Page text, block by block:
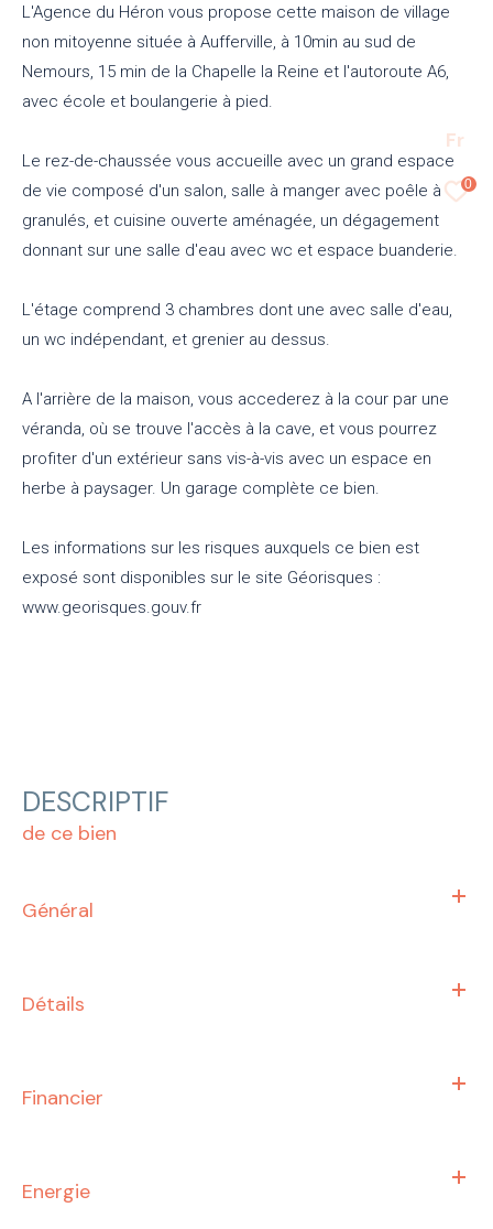
Fr
0
L'Agence du Héron vous propose cette maison de village
non mitoyenne située à Aufferville, à 10min au sud de
Nemours, 15 min de la Chapelle la Reine et l'autoroute A6,
avec école et boulangerie à pied.
Le rez-de-chaussée vous accueille avec un grand espace
de vie composé d'un salon, salle à manger avec poêle à
granulés, et cuisine ouverte aménagée, un dégagement
donnant sur une salle d'eau avec wc et espace buanderie.
L'étage comprend 3 chambres dont une avec salle d'eau,
un wc indépendant, et grenier au dessus.
A l'arrière de la maison, vous accederez à la cour par une
véranda, où se trouve l'accès à la cave, et vous pourrez
profiter d'un extérieur sans vis-à-vis avec un espace en
herbe à paysager. Un garage complète ce bien.
Les informations sur les risques auxquels ce bien est
exposé sont disponibles sur le site Géorisques :
www.georisques.gouv.fr
DESCRIPTIF
de ce bien
Général
Détails
Financier
Energie